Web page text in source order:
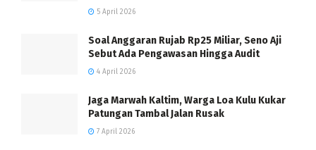
5 April 2026
Soal Anggaran Rujab Rp25 Miliar, Seno Aji
Sebut Ada Pengawasan Hingga Audit
4 April 2026
Jaga Marwah Kaltim, Warga Loa Kulu Kukar
Patungan Tambal Jalan Rusak
7 April 2026